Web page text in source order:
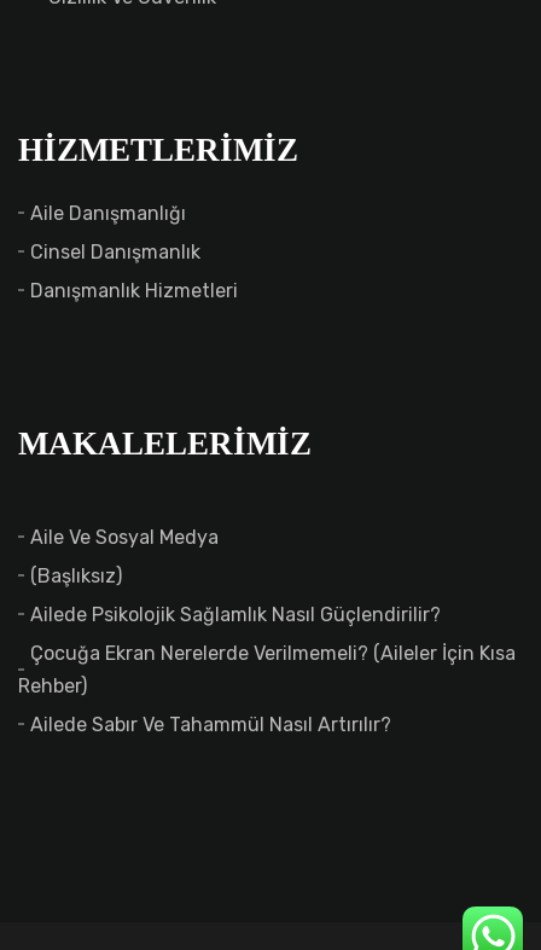
HIZMETLERIMIZ
Aile Danışmanlığı
Cinsel Danışmanlık
Danışmanlık Hizmetleri
MAKALELERIMIZ
Aile Ve Sosyal Medya
(başlıksız)
Ailede Psikolojik Sağlamlık Nasıl Güçlendirilir?
Çocuğa Ekran Nerelerde Verilmemeli? (Aileler İçin Kısa
Rehber)
Ailede Sabır Ve Tahammül Nasıl Artırılır?